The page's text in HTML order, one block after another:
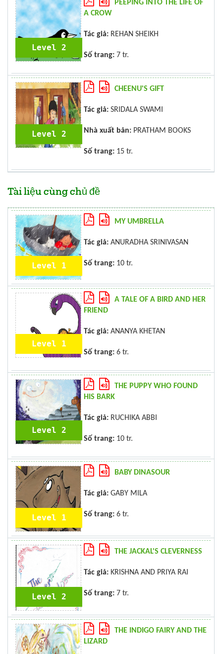
Level 2
PEEPING INTO THE LIFE OF
A CROW
Tác giả: REHAN SHEIKH
Số trang: 7 tr.
Level 2
CHEENU'S GIFT
Tác giả: SRIDALA SWAMI
Nhà xuất bản: PRATHAM BOOKS
Số trang: 15 tr.
Tài liệu cùng chủ đề
Level 1
MY UMBRELLA
Tác giả: ANURADHA SRINIVASAN
Số trang: 10 tr.
Level 1
A TALE OF A BIRD AND HER
FRIEND
Tác giả: ANANYA KHETAN
Số trang: 6 tr.
Level 2
THE PUPPY WHO FOUND
HIS BARK
Tác giả: RUCHIKA ABBI
Số trang: 10 tr.
Level 1
BABY DINASOUR
Tác giả: GABY MILA
Số trang: 6 tr.
Level 2
THE JACKAL'S CLEVERNESS
Tác giả: KRISHNA AND PRIYA RAI
Số trang: 7 tr.
THE INDIGO FAIRY AND THE
LIZARD